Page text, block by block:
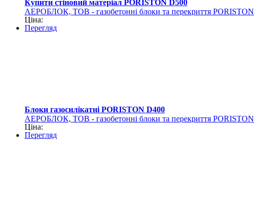
Купити стіновий матеріал PORISTON D500
АЕРОБЛОК, ТОВ - газобетонні блоки та перекриття PORISTON
Ціна:
Перегляд
Блоки газосилікатні PORISTON D400
АЕРОБЛОК, ТОВ - газобетонні блоки та перекриття PORISTON
Ціна:
Перегляд